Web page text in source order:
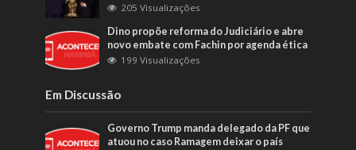
205 Visualizações
Dino propõe reforma do Judiciário e abre
novo embate com Fachin por agenda ética
199 Visualizações
Em Discussão
Governo Trump manda delegado da PF que
atuou no caso Ramagem deixar o país